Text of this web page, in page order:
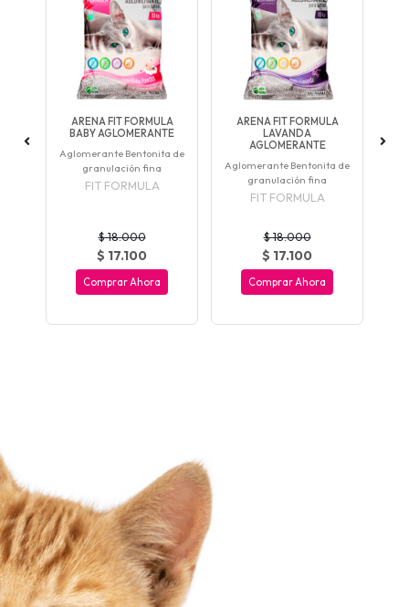
ARENA FIT FORMULA
BABY AGLOMERANTE
Aglomerante Bentonita de
granulación fina
FIT FORMULA
$ 18.000
$ 17.100
Comprar Ahora
ARENA FIT FORMULA
LAVANDA
AGLOMERANTE
Aglomerante Bentonita de
granulación fina
FIT FORMULA
$ 18.000
$ 17.100
Comprar Ahora